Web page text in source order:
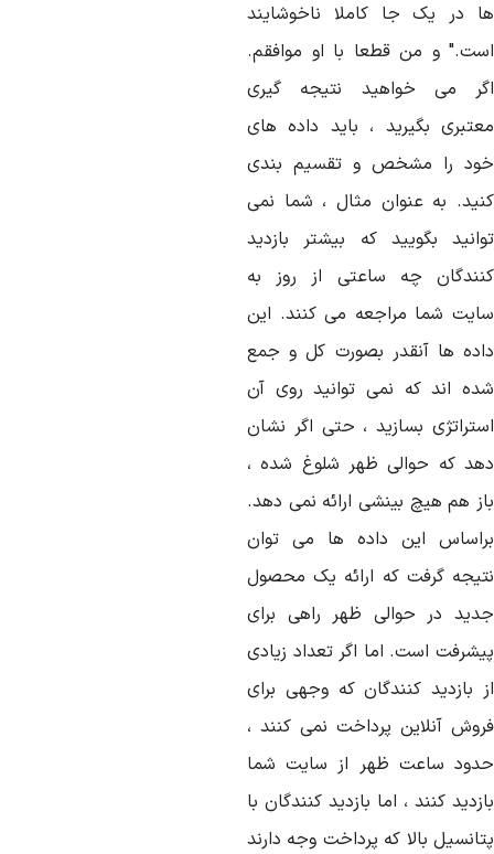
در یک جا کاملا ناخوشایند
و من قطعا با او موافقم.
می خواهید نتیجه گیری
بگیرید ، باید داده های
را مشخص و تقسیم بندی
به عنوان مثال ، شما نمی
بگویید که بیشتر بازدید
چه ساعتی از روز به
شما مراجعه می کنند. این
ها آنقدر بصورت کل و جمع
اند که نمی توانید روی آن
بسازید ، حتی اگر نشان
که حوالی ظهر شلوغ شده ،
هم هیچ بینشی ارائه نمی دهد.
این داده ها می توان
گرفت که ارائه یک محصول
در حوالی ظهر راهی برای
است. اما اگر تعداد زیادی
بازدید کنندگان که وجهی برای
آنلاین پرداخت نمی کنند ،
ساعت ظهر از سایت شما
کنند ، اما بازدید کنندگان با
بالا که پرداخت وجه دارند